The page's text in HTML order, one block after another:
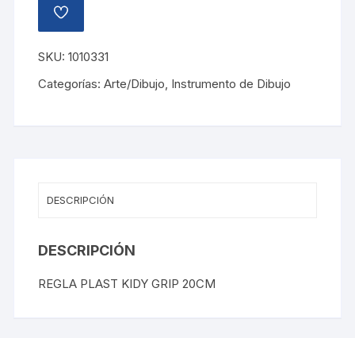
20CM
cantidad
AÑADIR
A
LISTA
DE
DESEOS
SKU:1010331
Categorías:Arte/Dibujo, Instrumento de Dibujo
DESCRIPCIÓN
DESCRIPCIÓN
REGLA PLAST KIDY GRIP 20CM